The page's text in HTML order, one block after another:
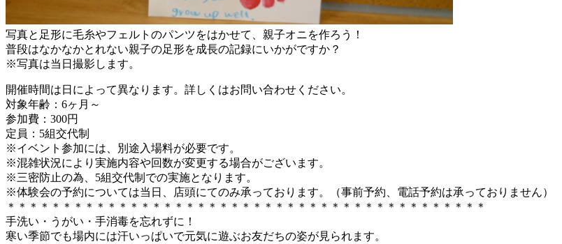
写真と足形に毛糸やフェルトのパンツをはかせて、親子オニを作ろう！
普段はなかなかとれない親子の足形を成長の記録にいかがですか？
※写真は当日撮影します。
開催時間は日によって異なります。詳しくはお問い合わせください。
対象年齢：6ヶ月～
参加費：300円
定員：5組交代制
※イベント参加には、別途入場料が必要です。
※混雑状況により実施内容や回数が変更する場合がございます。
※三密防止の為、5組交代制での実施となります。
※体験会の予約については当日、店頭にてのみ承っております。（事前予約、電話予約は承っておりません）
＊＊＊＊＊＊＊＊＊＊＊＊＊＊＊＊＊＊＊＊＊＊＊＊＊＊＊＊＊＊＊＊＊＊＊＊＊＊＊＊＊＊＊
手洗い・うがい・手消毒を忘れずに！
寒い季節でも場内には汗いっぱいで元気に遊ぶお友だちの姿が見られます。